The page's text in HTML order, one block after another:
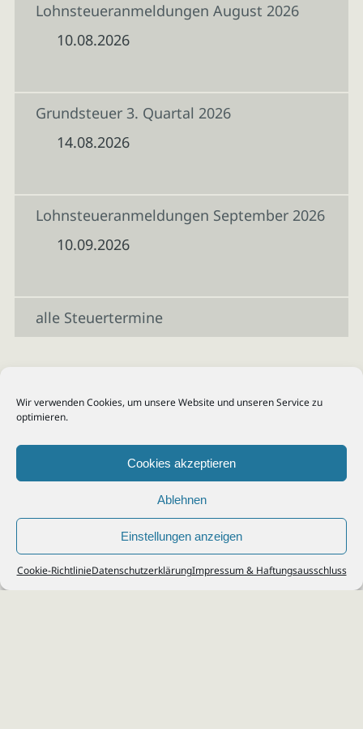
Wir verwenden Cookies, um unsere Website und unseren Service zu
optimieren.
Cookies akzeptieren
Ablehnen
Einstellungen anzeigen
Cookie-RichtlinieDatenschutzerklärungImpressum & Haftungsausschluss
Lohnsteueranmeldungen August 2026
10.08.2026
Grundsteuer 3. Quartal 2026
14.08.2026
Lohnsteueranmeldungen September 2026
10.09.2026
alle Steuertermine
© 2026Steuerberater Kempf, Köln - Steuerberatung Poll, Porz, Deutz, Mülheim,